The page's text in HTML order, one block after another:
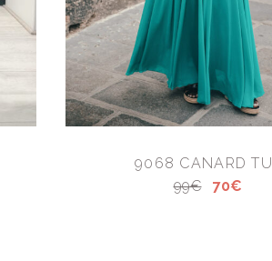
9068 CANARD TU
99€
70€